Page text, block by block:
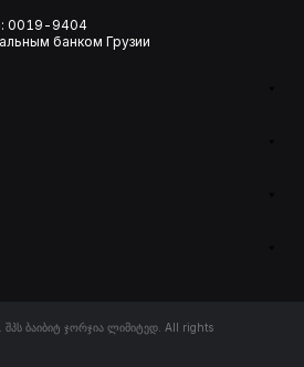
0019-9404
банком Грузии
ბაიბიტ ჯორჯია ლიმიტედ. All rights